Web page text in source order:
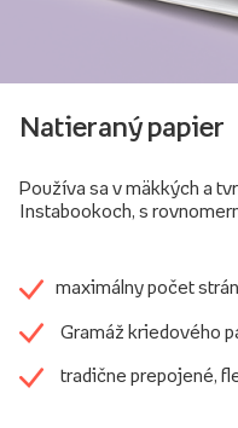
Natieraný papier
Používa sa v mäkkých a
Instabookoch, s
maximálny počet
Gramáž kriedového
tradične prepojené,